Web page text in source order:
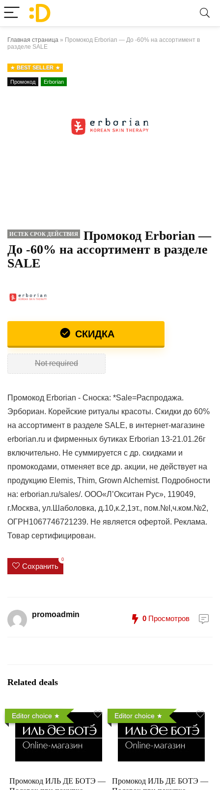
Главная страница » Промокод Erborian — До -60% на ассортимент в
разделе SALE
BEST SELLER
Промокод Erborian
ИСТЕК СРОК ДЕЙСТВИЯ
Промокод Erborian —
До -60% на ассортимент в разделе
SALE
СКИДКА
Not required
Промокод Erborian - Сноска: *Sale=Распродажа.
Эрбориан. Корейские ритуалы красоты. Скидки до 60%
на ассортимент в разделе SALE, в интернет-магазине
erborian.ru и фирменных бутиках Erborian 13-21.01.26г
включительно. Не суммируется с др. скидками и
промокодами, отменяет все др. акции, не действует на
продукцию Elemis, Thim, Grown Alchemist. Подробности
на: erborian.ru/sales/. ООО«Л’Окситан Рус», 119049,
г.Москва, ул.Шаболовка, д.10,к.2,1эт., пом.№I,ч.ком.№2,
ОГРН1067746721239. Не является офертой. Реклама.
Товар сертифицирован.
Сохранить
0
promoadmin 0 Просмотров
Related deals
Editor choice
Промокод ИЛЬ ДЕ БОТЭ —
Editor choice
Промокод ИЛЬ ДЕ БОТЭ —